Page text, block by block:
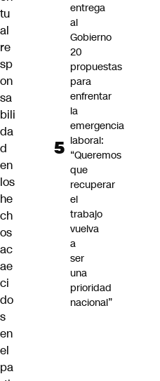
tu
al
re
sp
on
sa
bili
da
d
en
los
he
ch
os
ac
ae
ci
do
s
en
el
pa
entrega
al
Gobierno
20
propuestas
para
enfrentar
la
emergencia
laboral:
“Queremos
que
recuperar
el
trabajo
vuelva
a
ser
una
prioridad
nacional”